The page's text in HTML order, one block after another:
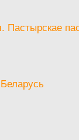
Пастырскае